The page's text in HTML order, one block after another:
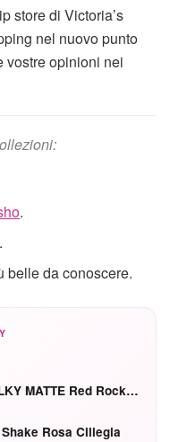
store di Victoria’s
nel nuovo punto
vostre opinioni nei
.
.
belle da conoscere.
MAC M·A·CXIMAL SILKY MATTE Red Rock mat
Rosa Ciliegia